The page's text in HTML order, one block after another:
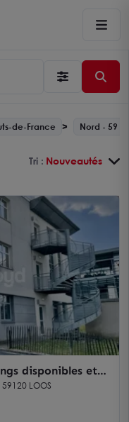
de-France Nord - 59
Tri : Nouveautés
disponibles et
59120 LOOS